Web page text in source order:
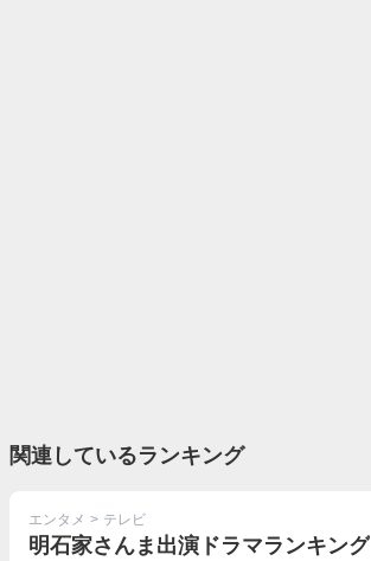
関連しているランキング
エンタメ > テレビ
明石家さんま出演ドラマランキング